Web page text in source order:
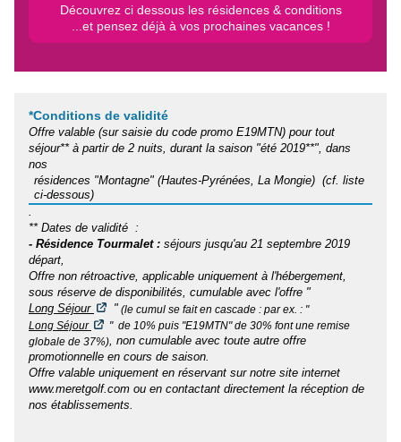
Découvrez ci dessous les résidences & conditions
...et pensez déjà à vos prochaines vacances !
*Conditions de validité
Offre valable (sur saisie du code promo E19MTN) pour tout
séjour** à partir de 2 nuits, durant la saison "été 2019**", dans
nos
résidences "Montagne" (Hautes-Pyrénées, La Mongie) (cf. liste
ci-dessous)
.
** Dates de validité :
- Résidence Tourmalet : séjours jusqu'au 21 septembre 2019
départ,
Offre non rétroactive, applicable uniquement à l'hébergement,
sous réserve de disponibilités, cumulable avec l'offre "
Long Séjour
" (le cumul se fait en cascade : par ex. : "
Long Séjour
" de 10% puis "E19MTN" de 30% font une remise
globale de 37%), non cumulable avec toute autre offre
promotionnelle en cours de saison.
Offre valable uniquement en réservant sur notre site internet
www.meretgolf.com ou en contactant directement la réception de
nos établissements.